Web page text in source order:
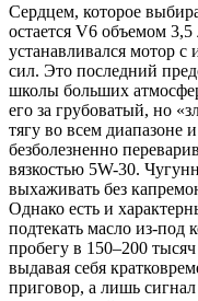
Сердцем, которое
остается V6 объемом
устанавливался мотор
сил. Это последний
школы больших
его за грубоватый, но
тягу во всем диапазоне
безболезненно
вязкостью 5W-30.
выхаживать без
Однако есть и
подтекать масло из-под
пробегу в 150–200
выдавая себя
приговор, а лишь